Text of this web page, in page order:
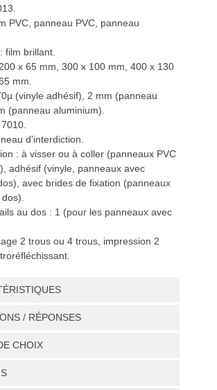
PVC, panneau PVC, panneau
film brillant.
x 65 mm, 300 x 100 mm, 400 x 130
mm.
(vinyle adhésif), 2 mm (panneau
(panneau aluminium).
d'interdiction.
: à visser ou à coller (panneaux PVC
adhésif (vinyle, panneaux avec
avec brides de fixation (panneaux
au dos : 1 (pour les panneaux avec
2 trous ou 4 trous, impression 2
/ RÉPONSES
CHOIX